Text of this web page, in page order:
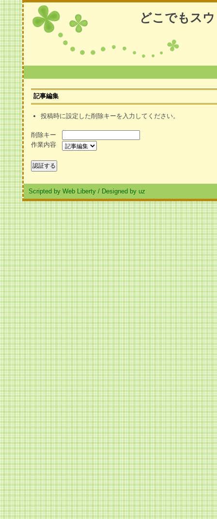
どこでもス
記事編集
投稿時に設定した削除キーを入力してください。
削除キー
作業内容
Scripted by Web Liberty / Designed by uz